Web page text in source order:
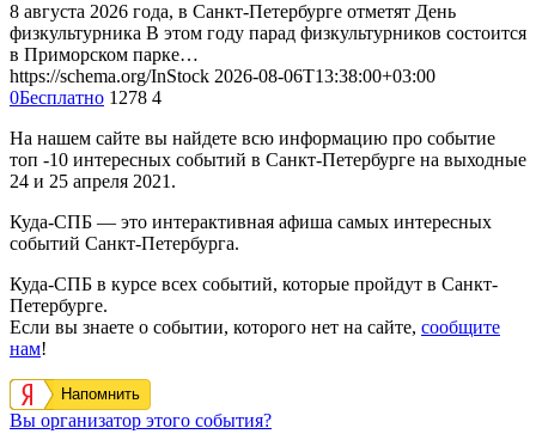
8 августа 2026 года, в Санкт-Петербурге отметят День
физкультурника В этом году парад физкультурников состоится
в Приморском парке…
https://schema.org/InStock 2026-08-06T13:38:00+03:00
0Бесплатно 1278 4
На нашем сайте вы найдете всю информацию про событие
топ -10 интересных событий в Санкт-Петербурге на выходные
24 и 25 апреля 2021.
Куда-СПБ — это интерактивная афиша самых интересных
событий Санкт-Петербурга.
Куда-СПБ в курсе всех событий, которые пройдут в Санкт-
Петербурге.
Если вы знаете о событии, которого нет на сайте, сообщите
нам!
Напомнить
Вы организатор этого события?